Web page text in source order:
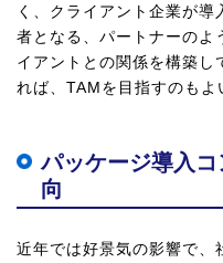
く、クライアント企業が導
者となる、パートナーのよ
イアントとの関係を構築し
れば、TAMを目指すのもよ
パッケージ導入
向
近年では好景気の影響で、